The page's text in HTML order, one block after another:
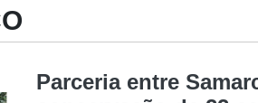
Parceria entre